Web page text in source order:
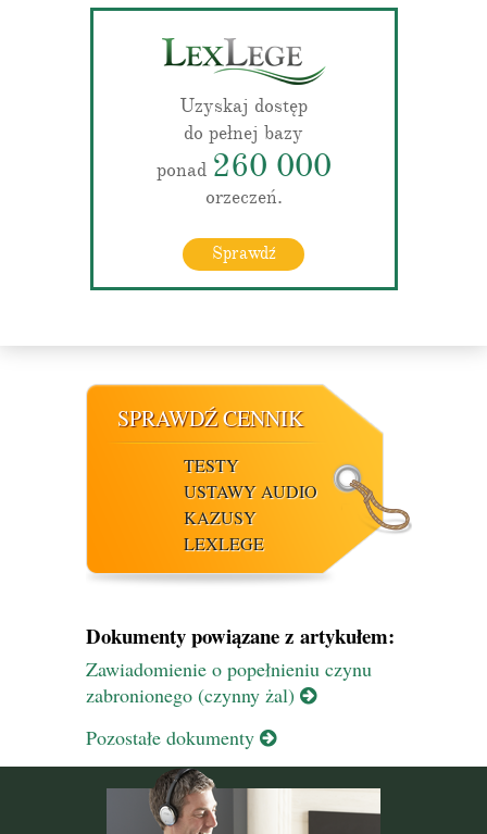
Uzyskaj dostęp
do pełnej bazy
ponad 260 000
orzeczeń.
Sprawdź
SPRAWDŹ CENNIK
TESTY
USTAWY AUDIO
KAZUSY
LEXLEGE
Dokumenty powiązane z artykułem:
Zawiadomienie o popełnieniu czynu
zabronionego (czynny żal)
Pozostałe dokumenty